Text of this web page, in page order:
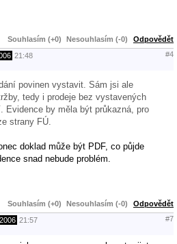
Souhlasím (+0) Nesouhlasím (-0) Odpovědět
21:48 #4
povinen vystavit. Sám jsi ale
tedy i prodeje bez vystavených
Evidence by měla být průkazná, pro
strany FÚ.
doklad může být PDF, co půjde
snad nebude problém.
Souhlasím (+0) Nesouhlasím (-0) Odpovědět
21:57 #7